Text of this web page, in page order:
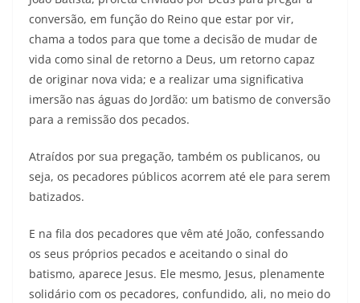
conversão, em função do Reino que estar por vir,
chama a todos para que tome a decisão de mudar de
vida como sinal de retorno a Deus, um retorno capaz
de originar nova vida; e a realizar uma significativa
imersão nas águas do Jordão: um batismo de conversão
para a remissão dos pecados.
Atraídos por sua pregação, também os publicanos, ou
seja, os pecadores públicos acorrem até ele para serem
batizados.
E na fila dos pecadores que vêm até João, confessando
os seus próprios pecados e aceitando o sinal do
batismo, aparece Jesus. Ele mesmo, Jesus, plenamente
solidário com os pecadores, confundido, ali, no meio do